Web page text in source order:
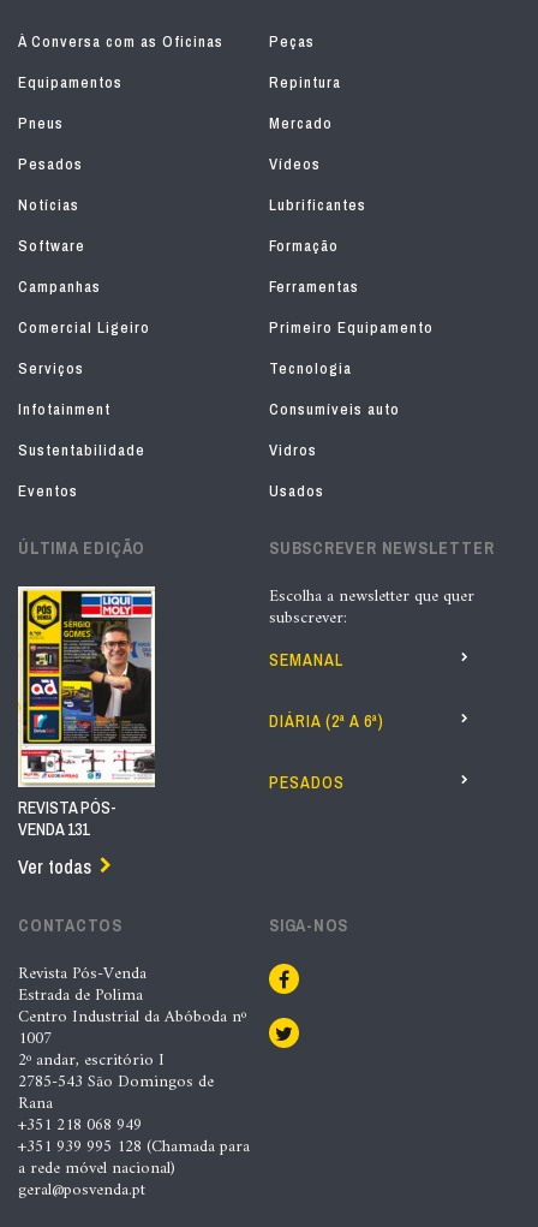
À Conversa com as Oficinas
Peças
Equipamentos
Repintura
Pneus
Mercado
Pesados
Vídeos
Notícias
Lubrificantes
Software
Formação
Campanhas
Ferramentas
Comercial Ligeiro
Primeiro Equipamento
Serviços
Tecnologia
Infotainment
Consumíveis auto
Sustentabilidade
Vidros
Eventos
Usados
ÚLTIMA EDIÇÃO
REVISTA PÓS-
VENDA 131
Ver todas
SUBSCREVER NEWSLETTER
Escolha a newsletter que quer
subscrever:
SEMANAL
DIÁRIA (2ª A 6ª)
PESADOS
CONTACTOS
Revista Pós-Venda
Estrada de Polima
Centro Industrial da Abóboda nº
1007
2º andar, escritório I
2785-543 São Domingos de
Rana
+351 218 068 949
+351 939 995 128 (Chamada para
a rede móvel nacional)
geral@posvenda.pt
SIGA-NOS